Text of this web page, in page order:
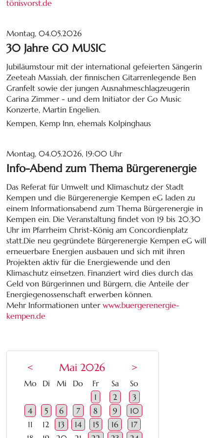
tönisvorst.de
Montag, 04.05.2026
30 Jahre GO MUSIC
Jubiläumstour mit der international gefeierten Sängerin
Zeeteah Massiah, der finnischen Gitarrenlegende Ben
Granfelt sowie der jungen Ausnahmeschlagzeugerin
Carina Zimmer - und dem Initiator der Go Music
Konzerte, Martin Engelien.
Kempen, Kemp Inn, ehemals Kolpinghaus
Montag, 04.05.2026, 19:00 Uhr
Info-Abend zum Thema Bürgerenergie
Das Referat für Umwelt und Klimaschutz der Stadt
Kempen und die Bürgerenergie Kempen eG laden zu
einem Informationsabend zum Thema Bürgerenergie in
Kempen ein. Die Veranstaltung findet von 19 bis 20.30
Uhr im Pfarrheim Christ-König am Concordienplatz
statt.Die neu gegründete Bürgerenergie Kempen eG will
erneuerbare Energien ausbauen und sich mit ihren
Projekten aktiv für die Energiewende und den
Klimaschutz einsetzen. Finanziert wird dies durch das
Geld von Bürgerinnen und Bürgern, die Anteile der
Energiegenossenschaft erwerben können.
Mehr Informationen unterwww.buergerenergie-
kempen.de
< Mai 2026 >
Montag
Dienstag
Mittwoch
Do nnerstag
FreitagSamstag
So
1
2
3
4
5 6 7 8 9
10
11
12 13 14 15 16
17